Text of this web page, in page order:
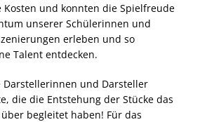
Kosten und konnten die Spielfreude
unserer Schülerinnen und
erleben und so
Talent entdecken.
Darstellerinnen und Darsteller
die die Entstehung der Stücke das
begleitet haben! Für das